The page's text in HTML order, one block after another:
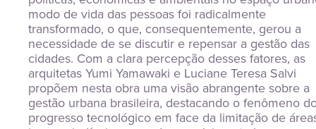
modo de vida das pessoas foi radicalmente
transformado, o que, consequentemente, gerou a
necessidade de se discutir e repensar a gestão das
cidades. Com a clara percepção desses fatores, as
arquitetas Yumi Yamawaki e Luciane Teresa Salvi
propõem nesta obra uma visão abrangente sobre a
gestão urbana brasileira, destacando o fenômeno
progresso tecnológico em face da limitação de